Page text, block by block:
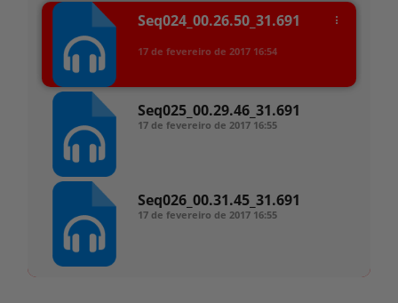
Seq024_00.26.50_31.691
17 de fevereiro de 2017 16:54
Seq025_00.29.46_31.691
17 de fevereiro de 2017 16:55
Seq026_00.31.45_31.691
17 de fevereiro de 2017 16:55